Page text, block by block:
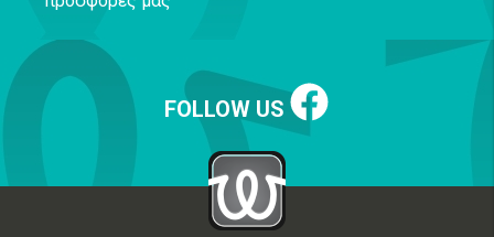
FOLLOW US